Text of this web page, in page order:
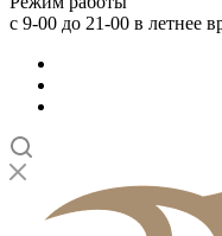
с 9-00 до 21-00 в летнее